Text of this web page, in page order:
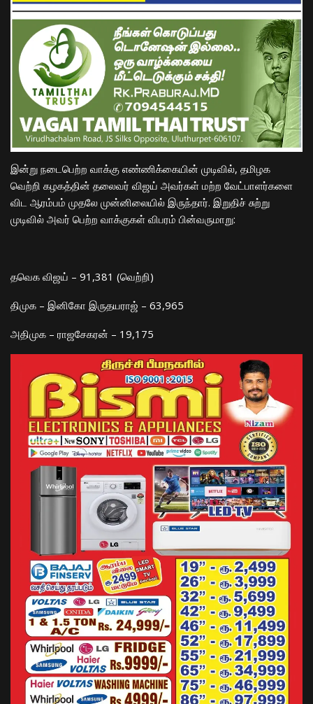
​இன்று நடைபெற்ற வாக்கு எண்ணிக்கையின் முடிவில், தமிழக
வெற்றி கழகத்தின் தலைவர் விஜய் அவர்கள் மற்ற வேட்பாளர்களை
விட ஆரம்பம் முதலே முன்னிலையில் இருந்தார். இறுதிச் சுற்று
முடிவில் அவர் பெற்ற வாக்குகள் விபரம் பின்வருமாறு:
தவெக விஜய் – 91,381 (வெற்றி)
திமுக – இனிகோ இருதயராஜ் – 63,965
அதிமுக – ராஜசேகரன் – 19,175